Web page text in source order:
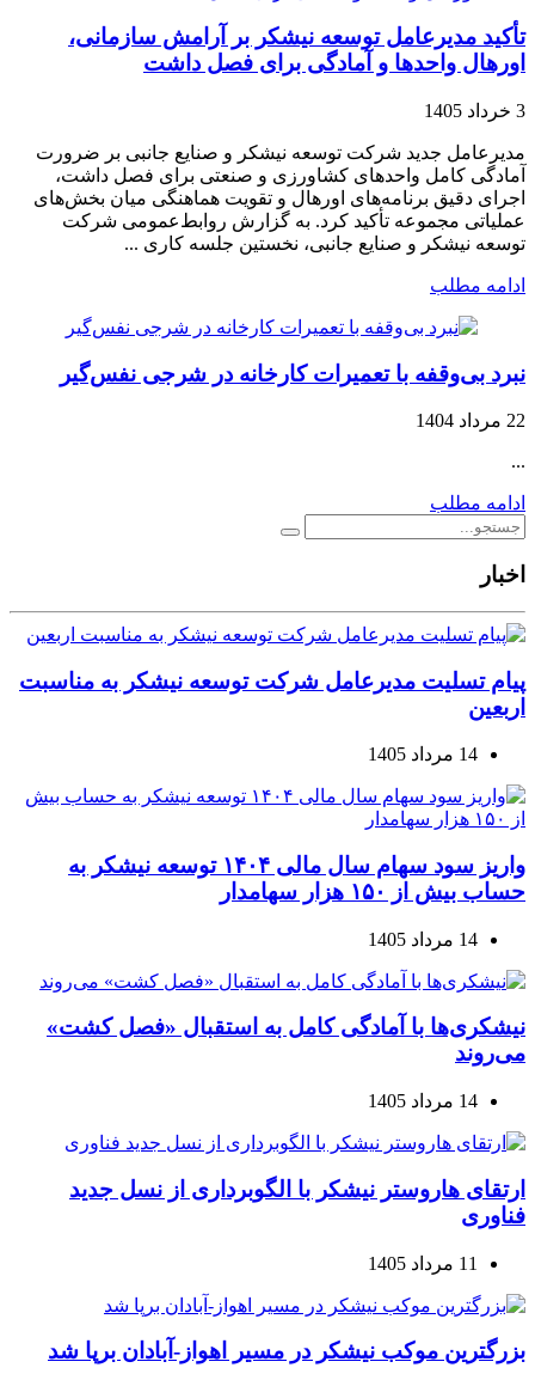
تأکید مدیرعامل توسعه نیشکر بر آرامش سازمانی،
اورهال واحدها و آمادگی برای فصل داشت
3 خرداد 1405
مدیرعامل جدید شرکت توسعه نیشکر و صنایع جانبی بر ضرورت
آمادگی کامل واحدهای کشاورزی و صنعتی برای فصل داشت،
اجرای دقیق برنامه‌های اورهال و تقویت هماهنگی میان بخش‌های
عملیاتی مجموعه تأکید کرد. به گزارش روابط‌عمومی شرکت
توسعه نیشکر و صنایع جانبی، نخستین جلسه کاری ...
ادامه مطلب
نبرد بی‌وقفه با تعمیرات کارخانه در شرجی نفس‌گیر
22 مرداد 1404
...
ادامه مطلب
اخبار
پیام تسلیت مدیرعامل شرکت توسعه نیشکر به مناسبت
اربعین
14 مرداد 1405
واریز سود سهام سال مالی ۱۴۰۴ توسعه نیشکر به
حساب بیش از ۱۵۰ هزار سهامدار
14 مرداد 1405
نیشکری‌ها با آمادگی کامل به استقبال «فصل کشت»
می‌روند
14 مرداد 1405
ارتقای هاروستر نیشکر با الگوبرداری از نسل جدید
فناوری
11 مرداد 1405
بزرگترین موکب نیشکر در مسیر اهواز-آبادان برپا شد